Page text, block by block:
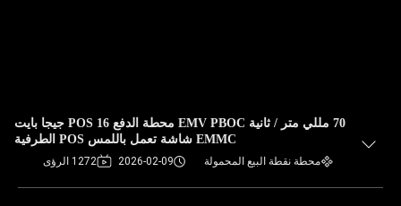
70 مللي متر / ثانية EMV PBOC محطة الدفع POS 16 جيجا بايت
EMMC شاشة تعمل باللمس POS الطرفية
محطة نقطة البيع المحمولة 2026-02-09 1272 الرؤى